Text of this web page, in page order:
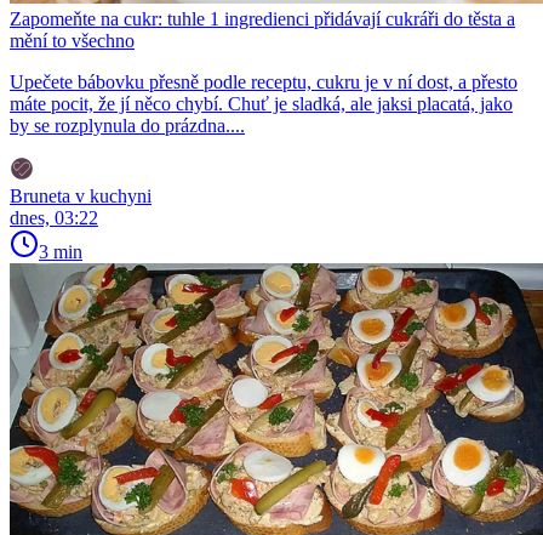
Zapomeňte na cukr: tuhle 1 ingredienci přidávají cukráři do těsta a
mění to všechno
Upečete bábovku přesně podle receptu, cukru je v ní dost, a přesto
máte pocit, že jí něco chybí. Chuť je sladká, ale jaksi placatá, jako
by se rozplynula do prázdna....
Bruneta v kuchyni
dnes, 03:22
3 min